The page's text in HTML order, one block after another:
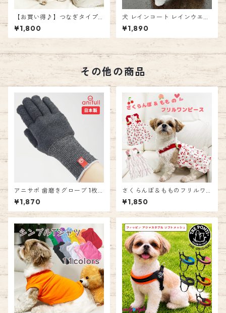
【お買い得♪】つなぎタイプ
の レインコート リードホール
付き ☆ 雨具 カッパ つなぎ 足
つき お散歩 犬 ペットウェア
防水服 ドッグ ウェア ペット
お出かけ エミリースタイル e
milystyle
¥1,800
犬 レインコート レインウエア
ポンチョドッグ ペットウェア
犬用レインコート 可愛い ドッ
グウェア 雨具 犬服 中型犬 大
型犬 いぬ フード付き防水 着せ
やすい カッパ 防水 着脱簡単
ペット 軽量 お散歩 お出かけ
ペット ウエア 犬 かわいい エ
ミリースタイル emilystyle
¥1,890
その他の商品
アニサポ 歯磨きグローブ 1枚
（片手分）
¥1,870
さくらんぼ＆もものフリルワ
ンピース ペットウェア ドッグ
犬 フルーツ柄 サクランボ モモ
ドレス ワンピース ガーゼ生地
女の子 春 夏 エミリースタイル
emilystyle
¥1,850